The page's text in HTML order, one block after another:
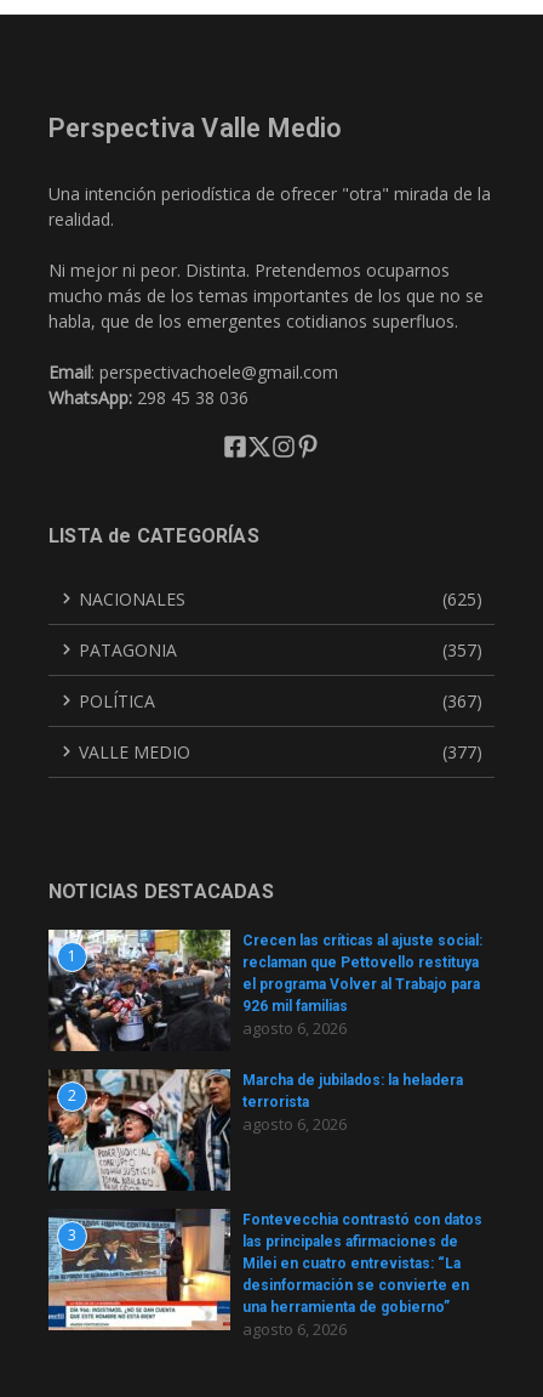
Perspectiva Valle Medio
Una intención periodística de ofrecer "otra" mirada de la
realidad.
Ni mejor ni peor. Distinta. Pretendemos ocuparnos
mucho más de los temas importantes de los que no se
habla, que de los emergentes cotidianos superfluos.
Email: perspectivachoele@gmail.com
WhatsApp: 298 45 38 036
LISTA de CATEGORÍAS
NACIONALES (625)
PATAGONIA (357)
POLÍTICA (367)
VALLE MEDIO (377)
NOTICIAS DESTACADAS
1
Crecen las críticas al ajuste social:
reclaman que Pettovello restituya
el programa Volver al Trabajo para
926 mil familias
agosto 6, 2026
2
Marcha de jubilados: la heladera
terrorista
agosto 6, 2026
3
Fontevecchia contrastó con datos
las principales afirmaciones de
Milei en cuatro entrevistas: “La
desinformación se convierte en
una herramienta de gobierno”
agosto 6, 2026